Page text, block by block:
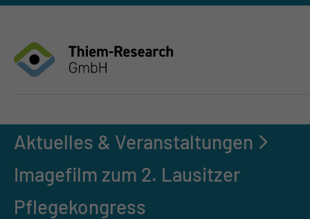
Aktuelles & Veranstaltungen
Imagefilm zum 2. Lausitzer
Pflegekongress